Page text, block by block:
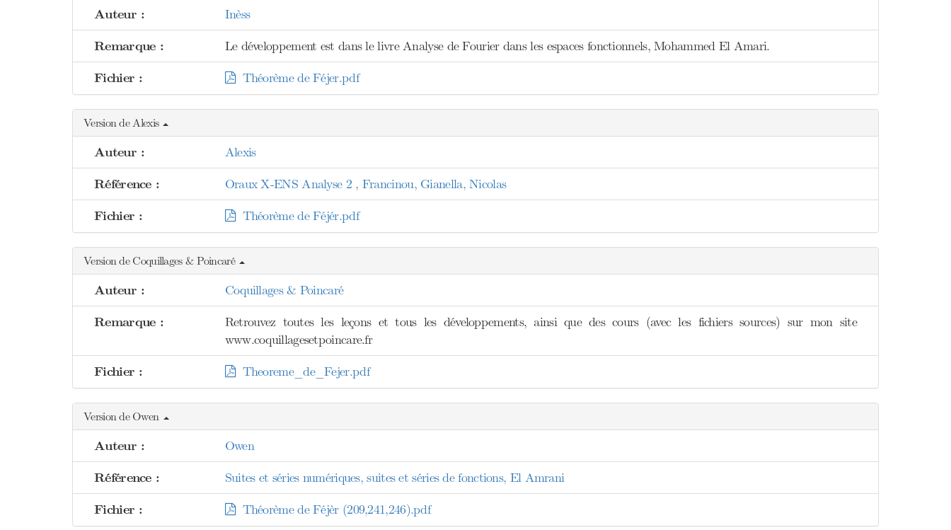
Auteur : Inèss
Remarque : Le développement est dans le livre Analyse de Fourier dans les espaces fonctionnels, Mohammed El Amari.
Fichier : Théorème de Féjer.pdf
Version de Alexis
Auteur : Alexis
Référence : Oraux X-ENS Analyse 2 , Francinou, Gianella, Nicolas
Fichier : Théorème de Féjér.pdf
Version de Coquillages & Poincaré
Auteur : Coquillages & Poincaré
Remarque :
Retrouvez toutes les leçons et tous les développements, ainsi que des cours (avec les fichiers sources) sur mon site
www.coquillagesetpoincare.fr
Fichier : Theoreme_de_Fejer.pdf
Version de Owen
Auteur : Owen
Référence : Suites et séries numériques, suites et séries de fonctions, El Amrani
Fichier : Théorème de Féjèr (209,241,246).pdf